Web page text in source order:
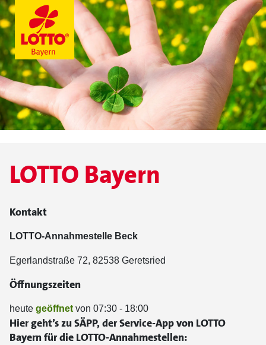
LOTTO Bayern
Kontakt
LOTTO-Annahmestelle Beck
Egerlandstraße 72, 82538 Geretsried
Öffnungszeiten
heute geöffnet von 07:30 - 18:00
Hier geht’s zu SÄPP, der Service-App von LOTTO
Bayern für die LOTTO-Annahmestellen: